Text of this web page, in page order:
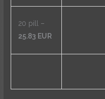
20 pill –
25.83 EUR